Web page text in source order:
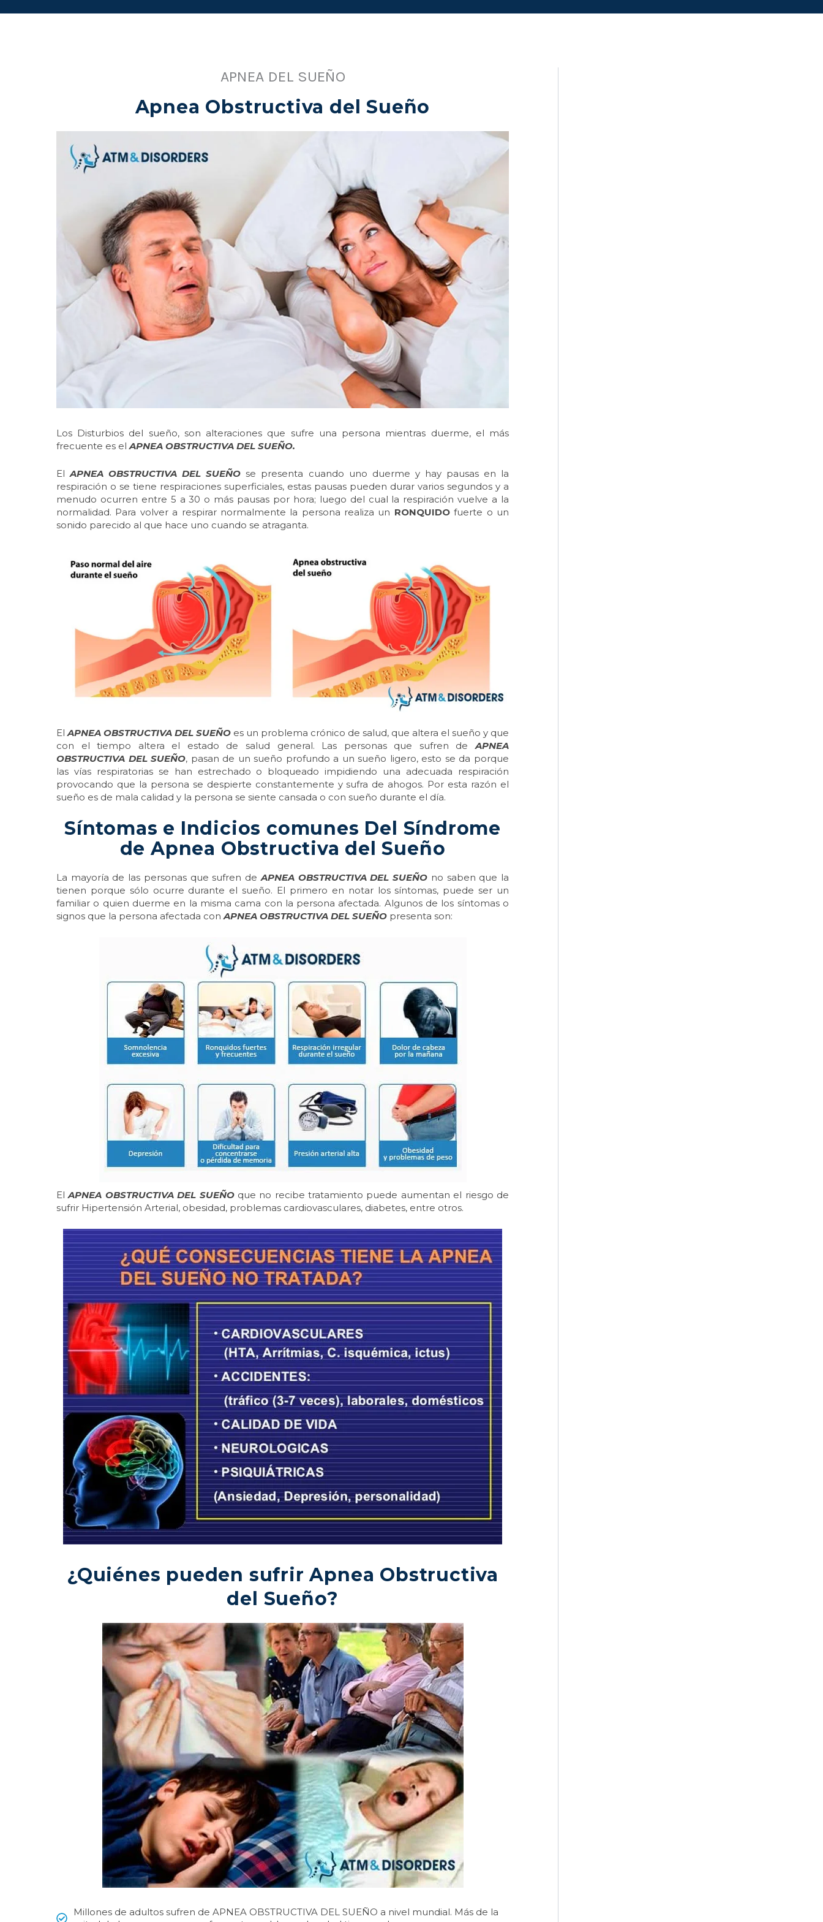
APNEA DEL SUEÑO
Apnea Obstructiva del Sueño
Los Disturbios del sueño, son alteraciones que sufre una persona mientras duerme, el más
frecuente es elAPNEA OBSTRUCTIVA DEL SUEÑO.
ElAPNEA OBSTRUCTIVA DEL SUEÑOse presenta cuando uno duerme y hay pausas en la
respiración o se tiene respiraciones superficiales, estas pausas pueden durar varios segundos y a
menudo ocurren entre 5 a 30 o más pausas por hora; luego del cual la respiración vuelve a la
normalidad. Para volver a respirar normalmente la persona realiza un RONQUIDOfuerte o un
sonido parecido al que hace uno cuando se atraganta.
ElAPNEA OBSTRUCTIVA DEL SUEÑO es un problema crónico de salud, que altera el sueño y que
con el tiempo altera el estado de salud general. Las personas que sufren deAPNEA
OBSTRUCTIVA DEL SUEÑO, pasan de un sueño profundo a un sueño ligero, esto se da porque
las vías respiratorias se han estrechado o bloqueado impidiendo una adecuada respiración
provocando que la persona se despierte constantemente y sufra de ahogos. Por esta razón el
sueño es de mala calidad y la persona se siente cansada o con sueño durante el día.
Síntomas e Indicios comunes Del Síndrome
de Apnea Obstructiva del Sueño
La mayoría de las personas que sufren deAPNEA OBSTRUCTIVA DEL SUEÑO no saben que la
tienen porque sólo ocurre durante el sueño. El primero en notar los síntomas, puede ser un
familiar o quien duerme en la misma cama con la persona afectada. Algunos de los síntomas o
signos que la persona afectada conAPNEA OBSTRUCTIVA DEL SUEÑO presenta son:
ElAPNEA OBSTRUCTIVA DEL SUEÑOque no recibe tratamiento puede aumentan el riesgo de
sufrir Hipertensión Arterial, obesidad, problemas cardiovasculares, diabetes, entre otros.
¿Quiénes pueden sufrir Apnea Obstructiva
del Sueño?
Millones de adultos sufren de APNEA OBSTRUCTIVA DEL SUEÑO a nivel mundial. Más de la